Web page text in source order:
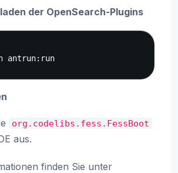
der OpenSearch-Plugins
org.codelibs.fess.FessBoot
aus.
finden Sie unter